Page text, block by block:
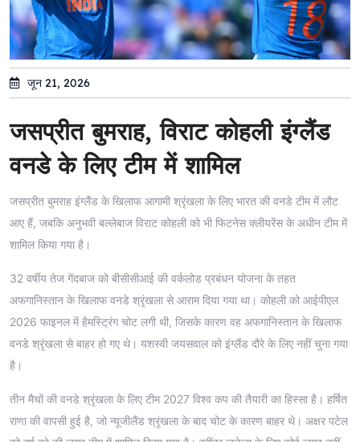
जून 21, 2026
जसप्रीत बुमराह, विराट कोहली इंग्लैंड
वनडे के लिए टीम में शामिल
जसप्रीत बुमराह इंग्लैंड के खिलाफ आगामी श्रृंखला के लिए भारत की वनडे टीम में लौट
आए हैं, जबकि अनुभवी बल्लेबाज विराट कोहली को भी फिटनेस क्लीयरेंस के अधीन टीम में
शामिल किया गया है।
32 वर्षीय तेज गेंदबाज को बीसीसीआई की वर्कलोड प्रबंधन योजना के तहत
अफगानिस्तान के खिलाफ वनडे श्रृंखला से आराम दिया गया था। कोहली को आईपीएल
2026 फाइनल में हैमस्ट्रिंग चोट लगी थी, जिसके कारण वह अफगानिस्तान के खिलाफ
वनडे श्रृंखला से बाहर हो गए थे। यशस्वी जयसवाल को इंग्लैंड दौरे के लिए नहीं चुना गया
है।
तीन मैचों की वनडे श्रृंखला के लिए टीम 2027 विश्व कप की तैयारी का हिस्सा है। हर्षित
राणा की वापसी हुई है, जो न्यूजीलैंड श्रृंखला के बाद चोट के कारण बाहर थे। अक्षर पटेल